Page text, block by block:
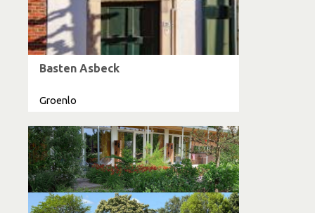
Basten Asbeck
Groenlo